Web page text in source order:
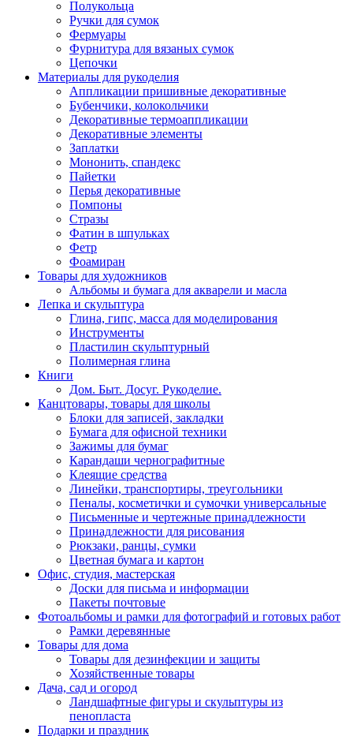
Полукольца
Ручки для сумок
Фермуары
Фурнитура для вязаных сумок
Цепочки
Материалы для рукоделия
Аппликации пришивные декоративные
Бубенчики, колокольчики
Декоративные термоаппликации
Декоративные элементы
Заплатки
Мононить, спандекс
Пайетки
Перья декоративные
Помпоны
Стразы
Фатин в шпульках
Фетр
Фоамиран
Товары для художников
Альбомы и бумага для акварели и масла
Лепка и скульптура
Глина, гипс, масса для моделирования
Инструменты
Пластилин скульптурный
Полимерная глина
Книги
Дом. Быт. Досуг. Рукоделие.
Канцтовары, товары для школы
Блоки для записей, закладки
Бумага для офисной техники
Зажимы для бумаг
Карандаши чернографитные
Клеящие средства
Линейки, транспортиры, треугольники
Пеналы, косметички и сумочки универсальные
Письменные и чертежные принадлежности
Принадлежности для рисования
Рюкзаки, ранцы, сумки
Цветная бумага и картон
Офис, студия, мастерская
Доски для письма и информации
Пакеты почтовые
Фотоальбомы и рамки для фотографий и готовых работ
Рамки деревянные
Товары для дома
Товары для дезинфекции и защиты
Хозяйственные товары
Дача, сад и огород
Ландшафтные фигуры и скульптуры из
пенопласта
Подарки и праздник